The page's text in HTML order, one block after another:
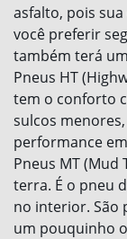
asfalto, pois
você preferir
também terá
Pneus HT
tem o conforto
sulcos
performance
Pneus MT
terra. É o pneu
no interior. São
um pouquinho